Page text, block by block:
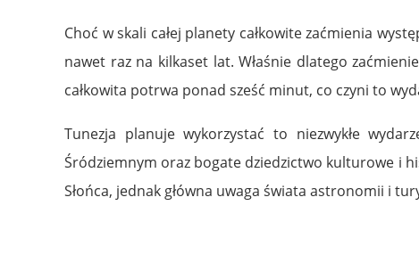
Choć w skali całej planety całkowite zaćmienia
nawet raz na kilkaset lat. Właśnie dlatego
całkowita potrwa ponad sześć minut, co czyni to
Tunezja planuje wykorzystać to niezwykłe
Śródziemnym oraz bogate dziedzictwo kulturowe i
Słońca, jednak główna uwaga świata astronomii i